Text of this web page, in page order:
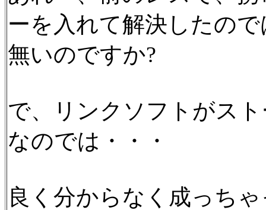
ーを入れて解決したので
無いのですか?
で、リンクソフトがス
なのでは・・・
良く分からなく成っち